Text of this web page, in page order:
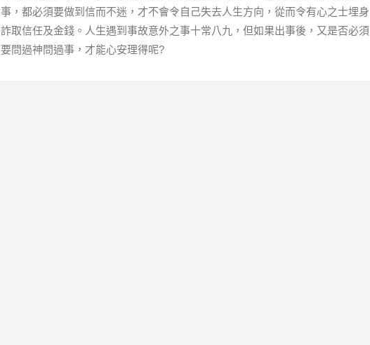
事，都必須要做到信而不迷，才不會令自己失去人生方向，從而令有心之士埋身
詐取信任及金錢。人生遇到事故意外之事十常八九，但如果出事後，又是否必須
要問過神問過事，才能心安理得呢?